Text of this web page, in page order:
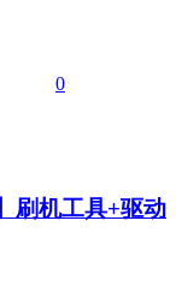
0
刷机工具+驱动